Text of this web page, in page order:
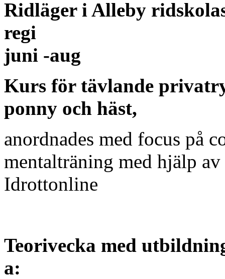
Ridläger i Alleby
regi
juni -aug
Kurs för tävlande
ponny och häst,
anordnades med focus på
mentalträning med hjälp
Idrottonline
Teorivecka med
a: